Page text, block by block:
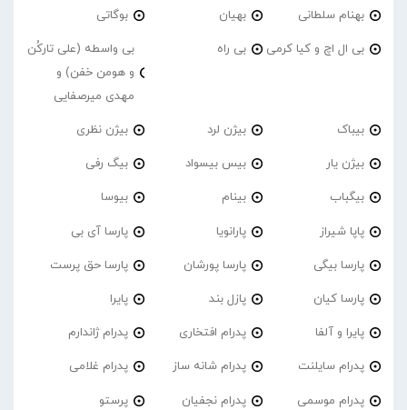
بهنام سلطانی بهیان بوگاتی
بی ال اچ و کیا کرمی بی راه
بی واسطه (علی تارکُن
و هومن خفن) و
مهدی میرصفایی
بیباک بیژن لرد بیژن نظری
بیژن یار بیس بیسواد بیگ رفی
بیگباب بینام بیوسا
پاپا شیراز پارانویا پارسا آی بی
پارسا بیگی پارسا پورشان پارسا حق پرست
پارسا کیان پازل بند پایرا
پایرا و آلفا پدرام افتخاری پدرام ژاندارم
پدرام‌ سایلنت پدرام شانه ساز پدرام غلامی
پدرام موسمی پدرام نجفیان پرستو